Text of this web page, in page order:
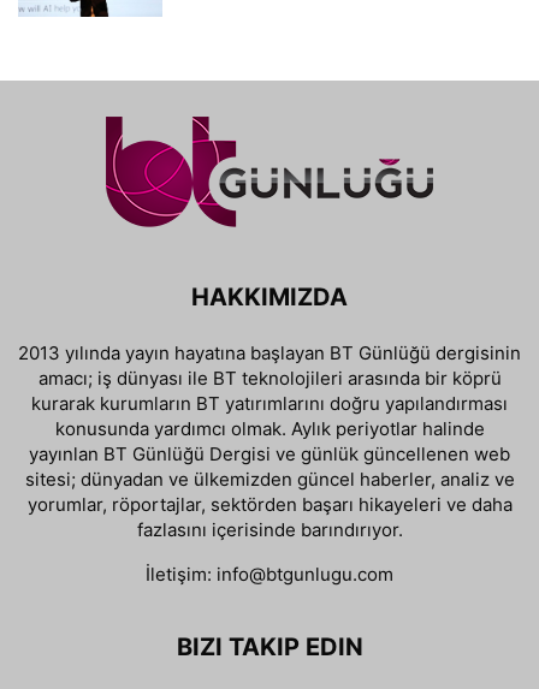
HAKKIMIZDA
2013 yılında yayın hayatına başlayan BT Günlüğü dergisinin
amacı; iş dünyası ile BT teknolojileri arasında bir köprü
kurarak kurumların BT yatırımlarını doğru yapılandırması
konusunda yardımcı olmak. Aylık periyotlar halinde
yayınlan BT Günlüğü Dergisi ve günlük güncellenen web
sitesi; dünyadan ve ülkemizden güncel haberler, analiz ve
yorumlar, röportajlar, sektörden başarı hikayeleri ve daha
fazlasını içerisinde barındırıyor.
İletişim: info@btgunlugu.com
BIZI TAKIP EDIN